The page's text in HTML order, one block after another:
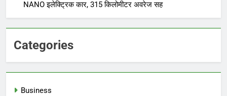
NANO इलेक्ट्रिक कार, 315 किलोमीटर अवरेज सह
Categories
Business